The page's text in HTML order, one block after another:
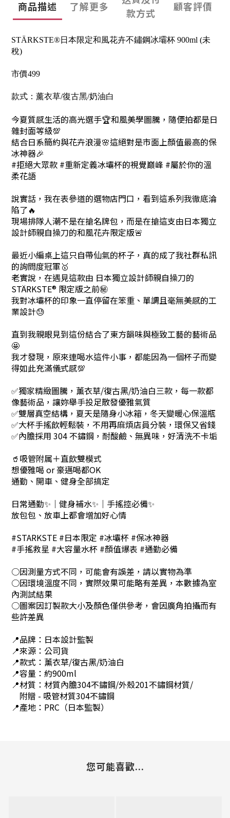
商品描述 了解更多
款方式
顧客評價
STÄRKSTE®日本限定和風花卉不鏽鋼冰壩杯 900ml (未
稅)
市價499
款式：薰衣草/復古黑/奶油白
今夏質感生活的高光選手🏆和風美學圖騰，隨便拍都是日
雜封面等級💯
結合日系簡約與花卉浪漫🌸這絕對是市面上顏值最高的保
冰神器🎉
#拒絕大眾款 #重新定義冰壩杯的視覺巔峰 #屬於你的溫
柔花語
說實話，我在表參道的選物店門口，看到這系列我徹底淪
陷了🔥
現場排隊人潮不是在搶名牌包，而是在搶這支由日本獨立
設計師親自操刀的和風花卉限定版🚨
最近小編桌上這只自帶仙氣的杯子，真的成了我社群私訊
的詢問度冠軍🥇
老實說，在遇見這款由 日本獨立設計師親自操刀的
STÄRKSTE® 限定版之前㊙️
我對冰壩杯的印象一直停留在笨重、單調且毫無美感的工
業設計😓
直到我親眼見到這份結合了東方韻味與極致工藝的藝術品
🤩
我才發現，原來連喝水這件小事，都能因為一個杯子而變
得如此充滿儀式感💯
✅獨家精緻圖騰，薰衣草/復古黑/奶油白三款，每一款都
像藝術品，讓妳舉手投足散發優雅氣質
✅雙層真空結構，夏天是隨身小冰箱，冬天變暖心保溫瓶
✅大杯手搖飲輕鬆裝，不用再麻煩店員分裝，環保又省錢
✅內膽採用 304 不鏽鋼，耐酸鹼、無異味，好清洗不卡垢
🥤吸管附属＋直飲雙模式
想優雅喝 or 豪邁喝都OK
通勤、開車、健身全部搞定
日常通勤✨｜健身補水✨｜手搖控必備✨
放包包、放車上都會增加好心情
#STARKSTE #日本限定 #冰壩杯 #保冰神器
#手搖救星 #大容量水杯 #顏值爆表 #通勤必備
○因測量方式不同，可能會有誤差，請以實物為準
○因環境溫度不同，實際效果可能略有差異，本數據為室
內測試結果
○圖案因訂製款大小及顏色僅供參考，會因廣角拍攝而有
些許差異
📍品牌：日本設計監製
📍來源：公司貨
📍款式：薰衣草/復古黑/奶油白
📍容量：約900ml
📍材質：材質內膽304不鏽鋼/外殼201不鏽鋼材質/
附贈 - 吸管材質304不鏽鋼
📍產地：PRC（日本監製）
您可能喜歡...